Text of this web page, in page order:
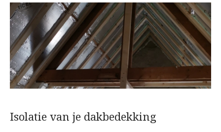
Isolatie van je dakbedekking